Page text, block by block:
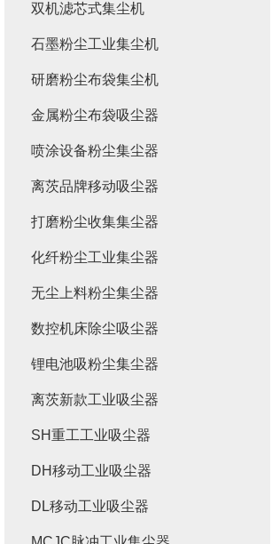
双机滤芯式集尘机
石墨粉尘工业集尘机
研磨粉尘布袋集尘机
金属粉尘布袋吸尘器
喷涂设备粉尘集尘器
离茨品牌移动吸尘器
打磨粉尘收集集尘器
化纤粉尘工业集尘器
无尘上料粉尘集尘器
数控机床除尘吸尘器
锂电池吸粉尘集尘器
离茨新款工业吸尘器
SH重工工业吸尘器
DH移动工业吸尘器
DL移动工业吸尘器